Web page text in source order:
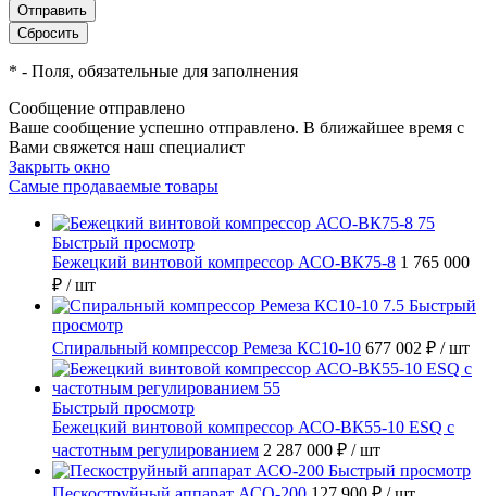
* - Поля, обязательные для заполнения
Сообщение отправлено
Ваше сообщение успешно отправлено. В ближайшее время с
Вами свяжется наш специалист
Закрыть окно
Самые продаваемые товары
Быстрый просмотр
Бежецкий винтовой компрессор АСО-ВК75-8 1 765 000
₽ / шт
Быстрый
просмотр
Спиральный компрессор Ремеза КС10-10 677 002 ₽ / шт
Быстрый просмотр
Бежецкий винтовой компрессор АСО-ВК55-10 ESQ с
частотным регулированием 2 287 000 ₽ / шт
Быстрый просмотр